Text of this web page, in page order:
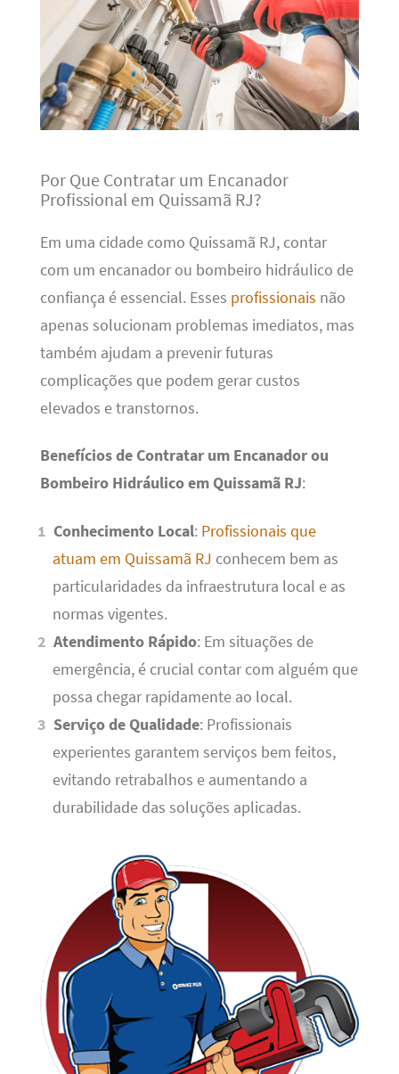
Por Que Contratar um Encanador
Profissional em Quissamã RJ?
Em uma cidade como Quissamã RJ, contar
com um encanador ou bombeiro hidráulico de
confiança é essencial. Esses profissionais não
apenas solucionam problemas imediatos, mas
também ajudam a prevenir futuras
complicações que podem gerar custos
elevados e transtornos.
Benefícios de Contratar um Encanador ou
Bombeiro Hidráulico em Quissamã RJ:
Conhecimento Local: Profissionais que
atuam em Quissamã RJ conhecem bem as
particularidades da infraestrutura local e as
normas vigentes.
Atendimento Rápido: Em situações de
emergência, é crucial contar com alguém que
possa chegar rapidamente ao local.
Serviço de Qualidade: Profissionais
experientes garantem serviços bem feitos,
evitando retrabalhos e aumentando a
durabilidade das soluções aplicadas.